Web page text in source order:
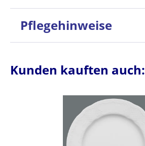
Pflegehinweise
Kunden kauften auch: